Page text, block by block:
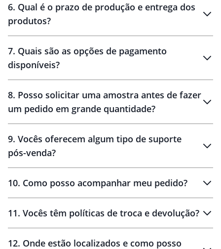
6. Qual é o prazo de produção e entrega dos
produtos?
10 dias
brinde
48 horas
7. Quais são as opções de pagamento
disponíveis?
8. Posso solicitar uma amostra antes de fazer
um pedido em grande quantidade?
amostras
9. Vocês oferecem algum tipo de suporte
pós-venda?
10. Como posso acompanhar meu pedido?
11. Vocês têm políticas de troca e devolução?
12. Onde estão localizados e como posso